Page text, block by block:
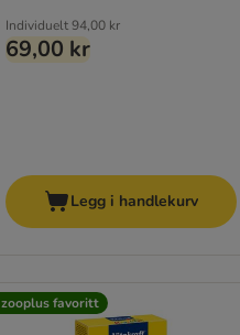
Individuelt94,00 kr
69,00 kr
Legg i handlekurv
zooplus favoritt